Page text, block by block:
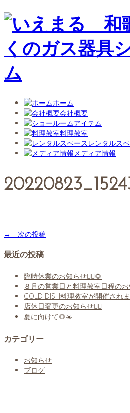
ホーム
会社概要
アイテム
料理教室
レンタルス
メディア情報
→ 次の投稿
最近の投稿
臨時休業のお知らせ🙇‍♀️🌻
８月の営業日と料理教室日程の
GOLD DISH料理教室が開催され
店休日変更のお知らせ🙇‍♀️
夏に向けて🌻☀️
カテゴリー
お知らせ
ブログ